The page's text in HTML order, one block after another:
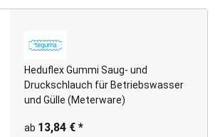
Heduflex Gummi Saug- und
Druckschlauch für Betriebswasser
und Gülle (Meterware)
ab 13,84 € *